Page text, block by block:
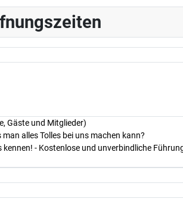
Gäste und Mitglieder)
alles Tolles bei uns machen kann?
kennen! - Kostenlose und unverbindliche